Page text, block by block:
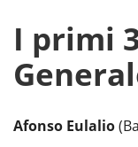
I primi
Afonso Eulalio